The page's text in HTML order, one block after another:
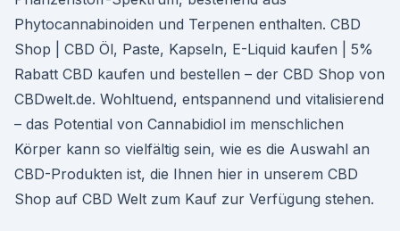
Phytocannabinoiden und Terpenen enthalten. CBD
Shop | CBD Öl, Paste, Kapseln, E-Liquid kaufen | 5%
Rabatt CBD kaufen und bestellen – der CBD Shop von
CBDwelt.de. Wohltuend, entspannend und vitalisierend
– das Potential von Cannabidiol im menschlichen
Körper kann so vielfältig sein, wie es die Auswahl an
CBD-Produkten ist, die Ihnen hier in unserem CBD
Shop auf CBD Welt zum Kauf zur Verfügung stehen.